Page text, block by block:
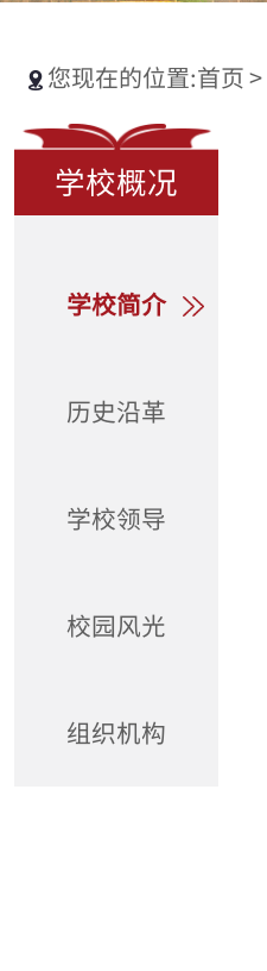
您现在的位置:首页 >
学校概况
学校简介
历史沿革
学校领导
校园风光
组织机构